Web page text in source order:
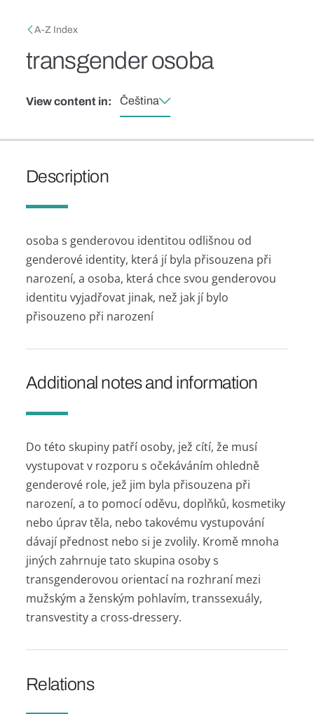
Breadcrumb
A-Z Index
transgender osoba
View content in: Čeština
Description
osoba s genderovou identitou odlišnou od
genderové identity, která jí byla přisouzena při
narození, a osoba, která chce svou genderovou
identitu vyjadřovat jinak, než jak jí bylo
přisouzeno při narození
Additional notes and information
Do této skupiny patří osoby, jež cítí, že musí
vystupovat v rozporu s očekáváním ohledně
genderové role, jež jim byla přisouzena při
narození, a to pomocí oděvu, doplňků, kosmetiky
nebo úprav těla, nebo takovému vystupování
dávají přednost nebo si je zvolily. Kromě mnoha
jiných zahrnuje tato skupina osoby s
transgenderovou orientací na rozhraní mezi
mužským a ženským pohlavím, transsexuály,
transvestity a cross-dressery.
Relations